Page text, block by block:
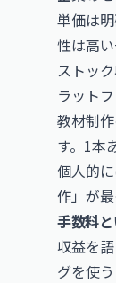
単価は
性は高
ストッ
ラット
教材制
す。1本
個人的
作」が
手数料
収益を
グを使